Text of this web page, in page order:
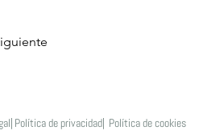
Política de privacidad| Política de cookies